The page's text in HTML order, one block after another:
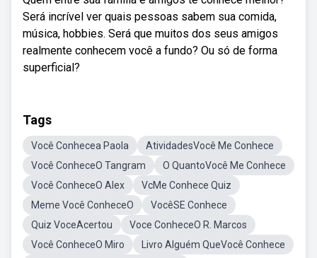
Será incrível ver quais pessoas sabem sua comida,
música, hobbies. Será que muitos dos seus amigos
realmente conhecem você a fundo? Ou só de forma
superficial?
Tags
Você Conhecea Paola
AtividadesVocê Me Conhece
Você ConheceO Tangram
O QuantoVocê Me Conhece
Você ConheceO Alex
VcMe Conhece Quiz
Meme Você ConheceO
VocêSE Conhece
Quiz VoceAcertou
Voce ConheceO R. Marcos
Você ConheceO Miro
Livro Alguém QueVocê Conhece